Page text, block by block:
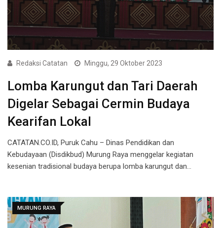
Redaksi Catatan Minggu, 29 Oktober 2023
Lomba Karungut dan Tari Daerah
Digelar Sebagai Cermin Budaya
Kearifan Lokal
CATATAN.CO.ID, Puruk Cahu – Dinas Pendidikan dan
Kebudayaan (Disdikbud) Murung Raya menggelar kegiatan
kesenian tradisional budaya berupa lomba karungut dan…
MURUNG RAYA